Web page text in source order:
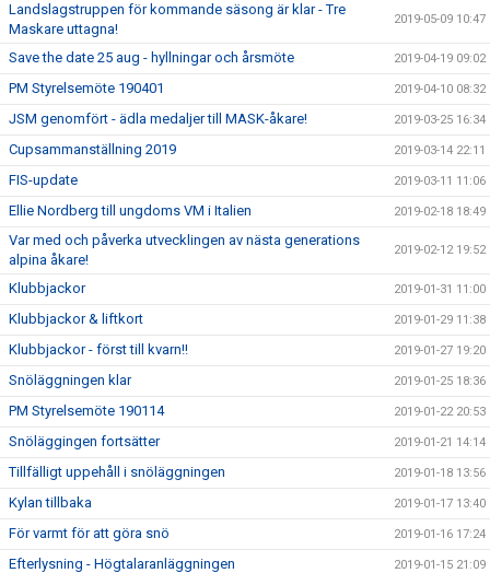
Landslagstruppen för kommande säsong är klar - Tre
Maskare uttagna!
2019-05-09 10:47
Save the date 25 aug - hyllningar och årsmöte 2019-04-19 09:02
PM Styrelsemöte 190401 2019-04-10 08:32
JSM genomfört - ädla medaljer till MASK-åkare! 2019-03-25 16:34
Cupsammanställning 2019 2019-03-14 22:11
FIS-update 2019-03-11 11:06
Ellie Nordberg till ungdoms VM i Italien 2019-02-18 18:49
Var med och påverka utvecklingen av nästa generations
alpina åkare!
2019-02-12 19:52
Klubbjackor 2019-01-31 11:00
Klubbjackor & liftkort 2019-01-29 11:38
Klubbjackor - först till kvarn!! 2019-01-27 19:20
Snöläggningen klar 2019-01-25 18:36
PM Styrelsemöte 190114 2019-01-22 20:53
Snöläggingen fortsätter 2019-01-21 14:14
Tillfälligt uppehåll i snöläggningen 2019-01-18 13:56
Kylan tillbaka 2019-01-17 13:40
För varmt för att göra snö 2019-01-16 17:24
Efterlysning - Högtalaranläggningen 2019-01-15 21:09